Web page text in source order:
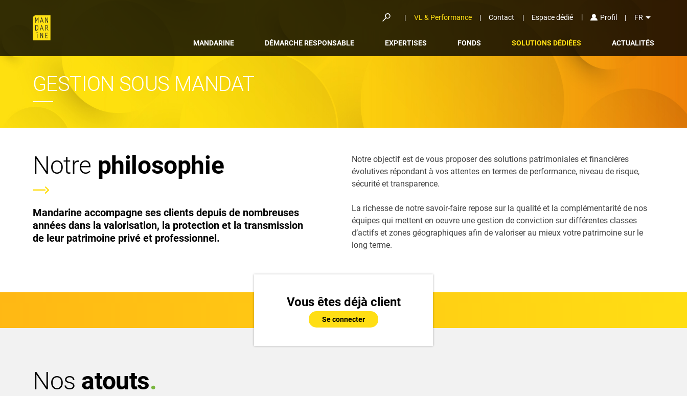
VL & Performance Contact Espace dédié Profil FRarrow_drop_down
MANDARINE DÉMARCHE RESPONSABLE EXPERTISES FONDS SOLUTIONS DÉDIÉES ACTUALITÉS
GESTION SOUS MANDAT
Notre philosophie
Mandarine accompagne ses clients depuis de nombreuses
années dans la valorisation, la protection et la transmission
de leur patrimoine privé et professionnel.
Notre objectif est de vous proposer des solutions patrimoniales et financières
évolutives répondant à vos attentes en termes de performance, niveau de risque,
sécurité et transparence.
La richesse de notre savoir-faire repose sur la qualité et la complémentarité de nos
équipes qui mettent en oeuvre une gestion de conviction sur différentes classes
d’actifs et zones géographiques afin de valoriser au mieux votre patrimoine sur le
long terme.
Vous êtes déjà client
Se connecter
Nos atouts